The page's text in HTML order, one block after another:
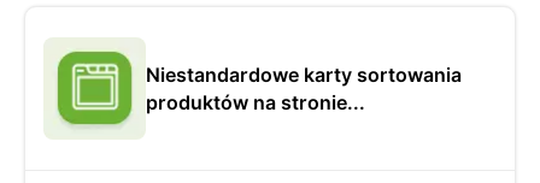
Niestandardowe karty sortowania
produktów na stronie...